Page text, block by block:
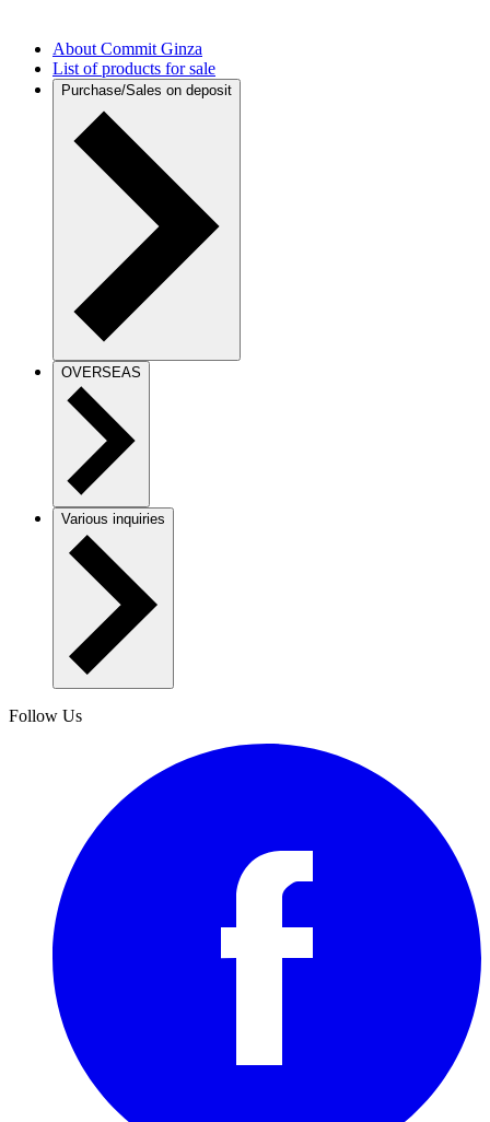
About Commit Ginza
List of products for sale
Purchase/Sales on deposit
OVERSEAS
Various inquiries
Follow Us